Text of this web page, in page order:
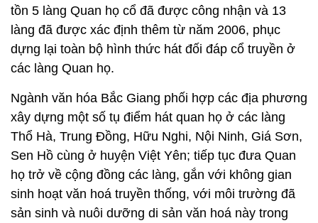
tồn 5 làng Quan họ cổ đã được công nhận và 13
làng đã được xác định thêm từ năm 2006, phục
dựng lại toàn bộ hình thức hát đối đáp cổ truyền ở
các làng Quan họ.
Ngành văn hóa Bắc Giang phối hợp các địa phương
xây dựng một số tụ điểm hát quan họ ở các làng
Thổ Hà, Trung Đồng, Hữu Nghi, Nội Ninh, Giá Sơn,
Sen Hồ cùng ở huyện Việt Yên; tiếp tục đưa Quan
họ trở về cộng đồng các làng, gắn với không gian
sinh hoạt văn hoá truyền thống, với môi trường đã
sản sinh và nuôi dưỡng di sản văn hoá này trong